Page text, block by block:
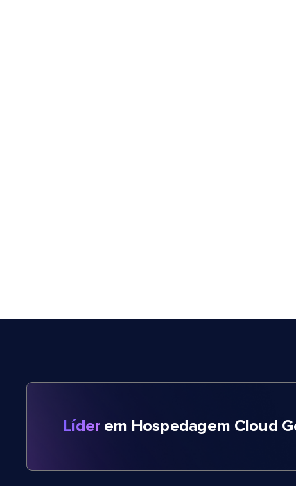
Líder em Hospedagem Cloud